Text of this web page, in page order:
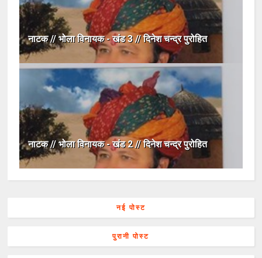
नाटक // भोला विनायक - खंड 3 // दिनेश चन्द्र पुरोहित
नाटक // भोला विनायक - खंड 2 // दिनेश चन्द्र पुरोहित
नई पोस्ट
पुरानी पोस्ट